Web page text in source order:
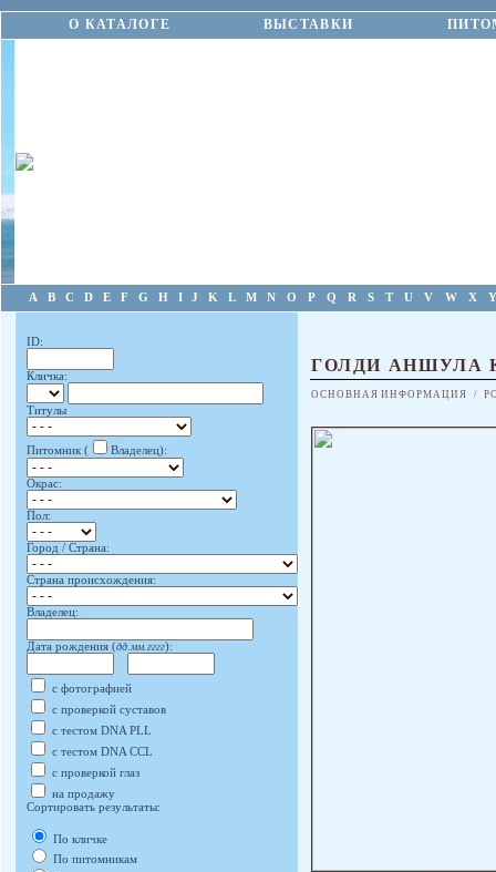
О КАТАЛОГЕ ВЫСТАВКИ
A B C D E F G H I J K L M N O P Q R S T U V W X Y
ID:
Кличка:
Титулы
Питомник ( Владелец):
Окрас:
Пол:
Город / Страна:
Страна происхождения:
Владелец:
Дата рождения (дд.мм.гггг):
с фотографией
с проверкой суставов
с тестом DNA PLL
с тестом DNA CCL
с проверкой глаз
на продажу
Сортировать результаты:
По кличке
По питомникам
ГОЛДИ АНШУЛА
ОСНОВНАЯ ИНФОРМАЦИЯ /